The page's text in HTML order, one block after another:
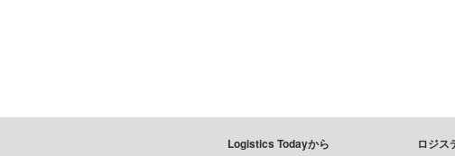
Logistics Todayから ロジス